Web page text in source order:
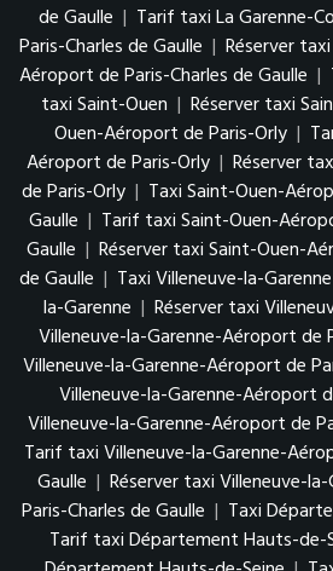
de Gaulle | Tarif taxi La Garenne-
Paris-Charles de Gaulle | Réserver
Aéroport de Paris-Charles de Gaulle |
taxi Saint-Ouen | Réserver taxi
Ouen-Aéroport de Paris-Orly |
Aéroport de Paris-Orly | Réserver
de Paris-Orly | Taxi Saint-Ouen-
Gaulle | Tarif taxi Saint-Ouen-
Gaulle | Réserver taxi Saint-Ouen-
de Gaulle | Taxi Villeneuve-la-Garenne
la-Garenne | Réserver taxi
Villeneuve-la-Garenne-Aéroport de
Villeneuve-la-Garenne-Aéroport de
Villeneuve-la-Garenne-Aéroport
Villeneuve-la-Garenne-Aéroport de
Tarif taxi Villeneuve-la-Garenne-
Gaulle | Réserver taxi Villeneuve-
Paris-Charles de Gaulle | Taxi
Tarif taxi Département Hauts-de-